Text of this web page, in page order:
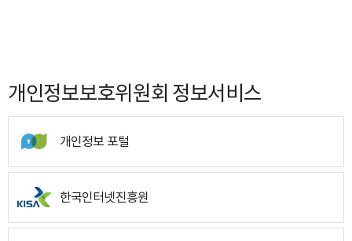
개인정보보호위원회 정보서비스
개인정보 포털
한국인터넷진흥원